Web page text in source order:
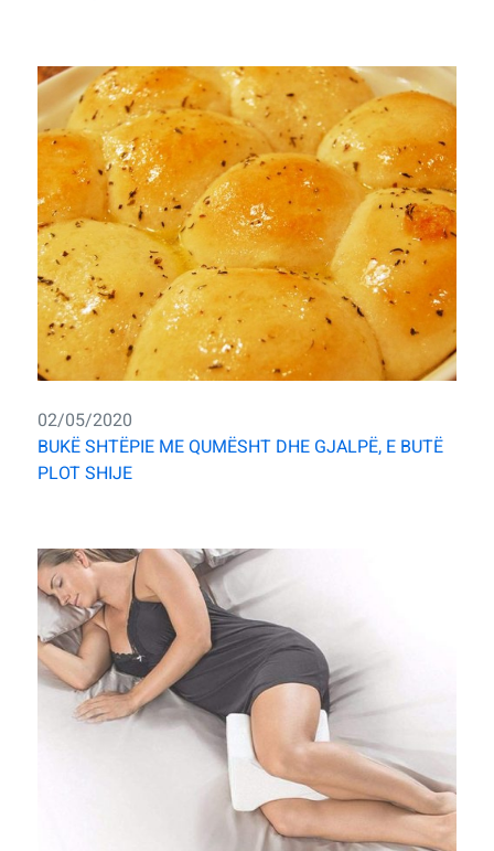
02/05/2020
BUKË SHTËPIE ME QUMËSHT DHE GJALPË, E BUTË
PLOT SHIJE